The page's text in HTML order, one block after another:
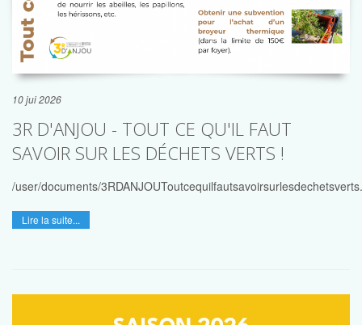
10 jui 2026
3R D'ANJOU - TOUT CE QU'IL FAUT
SAVOIR SUR LES DÉCHETS VERTS !
/user/documents/
Lire la suite...